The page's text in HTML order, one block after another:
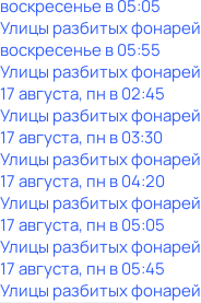
воскресенье в05:05
Улицы разбитых фонарей
воскресенье в05:55
Улицы разбитых фонарей
17 августа, пн в 02:45
Улицы разбитых фонарей
17 августа, пн в 03:30
Улицы разбитых фонарей
17 августа, пн в 04:20
Улицы разбитых фонарей
17 августа, пн в 05:05
Улицы разбитых фонарей
17 августа, пн в 05:45
Улицы разбитых фонарей